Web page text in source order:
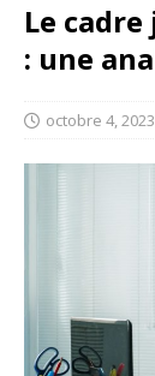
Le
: une
octobre 4, 2023